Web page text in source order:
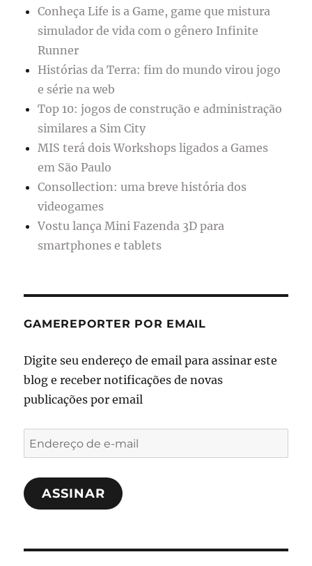
Conheça Life is a Game, game que mistura
simulador de vida com o gênero Infinite
Runner
Histórias da Terra: fim do mundo virou jogo
e série na web
Top 10: jogos de construção e administração
similares a Sim City
MIS terá dois Workshops ligados a Games
em São Paulo
Consollection: uma breve história dos
videogames
Vostu lança Mini Fazenda 3D para
smartphones e tablets
GAMEREPORTER POR EMAIL
Digite seu endereço de email para assinar este
blog e receber notificações de novas
publicações por email
Endereço
de
e-
mailASSINAR